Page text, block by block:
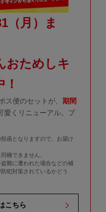
（月）ま
おためしキ
ス便のセットが、 期間
愛くリニューアル。プ
函となりますので、お届け
梱できません。
難に遭われた場合などの補
犯対策されているかどう
こちら